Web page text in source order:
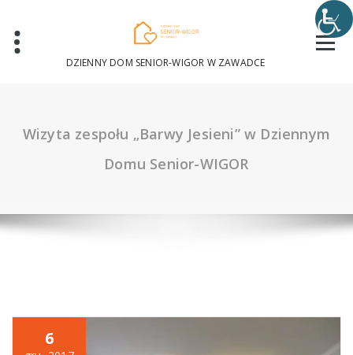
content
DZIENNY DOM SENIOR-WIGOR W ZAWADCE
Wizyta zespołu „Barwy Jesieni” w Dziennym
Domu Senior-WIGOR
6